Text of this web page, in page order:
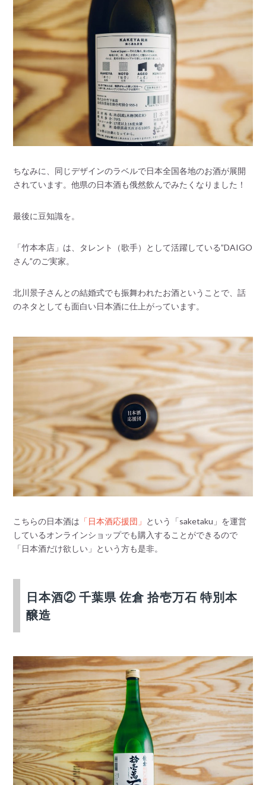
ちなみに、同じデザインのラベルで日本全国各地のお酒が展開
されています。他県の日本酒も俄然飲んでみたくなりました！
最後に豆知識を。
「竹本本店」は、タレント（歌手）として活躍している”DAIGO
さん”のご実家。
北川景子さんとの結婚式でも振舞われたお酒ということで、話
のネタとしても面白い日本酒に仕上がっています。
こちらの日本酒は 「日本酒応援団」 という「saketaku」を運営
しているオンラインショップでも購入することができるので
「日本酒だけ欲しい」という方も是非。
日本酒② 千葉県 佐倉 拾壱万石 特別本
醸造